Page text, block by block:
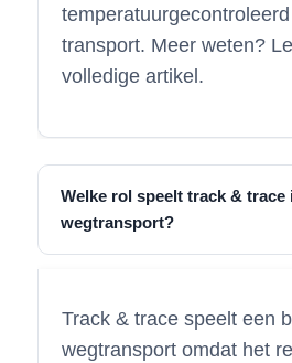
transport. Meer weten?
volledige artikel.
Welke rol speelt track & trace
wegtransport?
Track & trace speelt een
wegtransport omdat het